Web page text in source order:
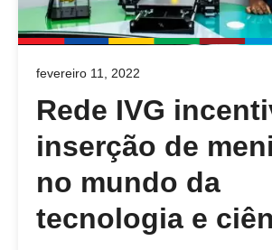
fevereiro 11, 2022
Rede IVG
inserção de
no mundo da
tecnologia e